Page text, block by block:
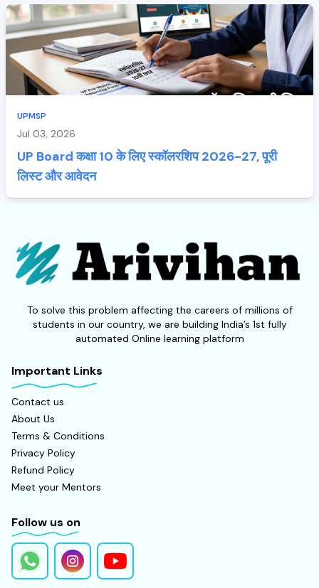
UPMSP
Jul 03, 2026
UP Board कक्षा 10 के लिए स्कॉलरशिप 2026-27, पूरी
लिस्ट और आवेदन
To solve this problem affecting the careers of millions of
students in our country, we are building India’s 1st fully
automated Online learning platform
Important Links
Contact us
About Us
Terms & Conditions
Privacy Policy
Refund Policy
Meet your Mentors
Follow us on